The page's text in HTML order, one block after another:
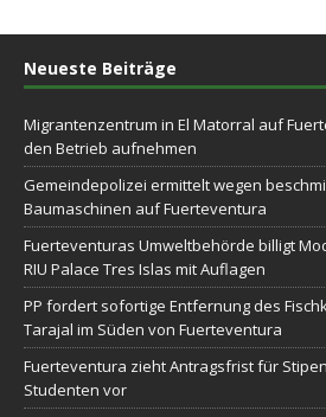
Neueste Beiträge
Migrantenzentrum in El Matorral auf
den Betrieb aufnehmen
Gemeindepolizei ermittelt wegen
Baumaschinen auf Fuerteventura
Fuerteventuras Umweltbehörde billigt
RIU Palace Tres Islas mit Auflagen
PP fordert sofortige Entfernung des
Tarajal im Süden von Fuerteventura
Fuerteventura zieht Antragsfrist für
Studenten vor